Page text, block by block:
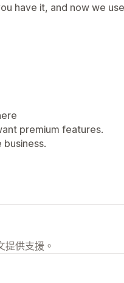
have it, and now we
premium features.
提供支援。